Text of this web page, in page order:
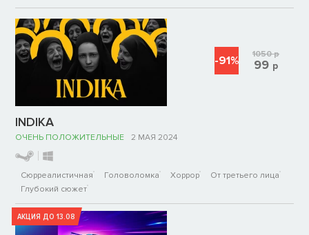
INDIKA
ОЧЕНЬ ПОЛОЖИТЕЛЬНЫЕ 2 МАЯ 2024
Сюрреалистичная Головоломка Хоррор
От третьего лица
Глубокий сюжет
-91% 1050р
99 р
АКЦИЯ ДО 13.08